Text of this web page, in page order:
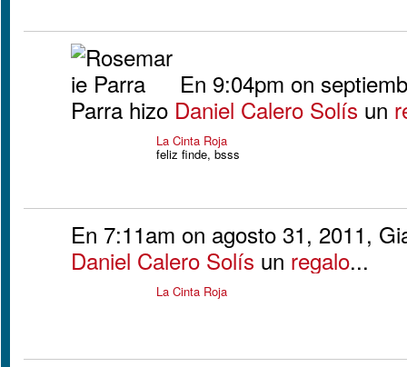
En 9:04pm on
Parra hizo Daniel Calero Solís un
La Cinta Roja
feliz finde, bsss
En 7:11am on agosto 31, 2011,
Daniel Calero Solís un regalo...
La Cinta Roja